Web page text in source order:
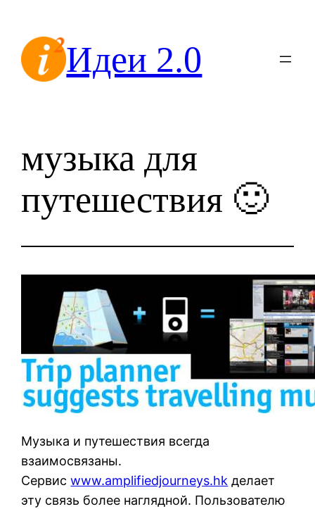
содержимомуИдеи 2.0
музыка для
путешествия 🙂
Музыка и путешествия всегда
взаимосвязаны.
Сервисwww.amplifiedjourneys.hk делает
эту связь более наглядной. Пользователю